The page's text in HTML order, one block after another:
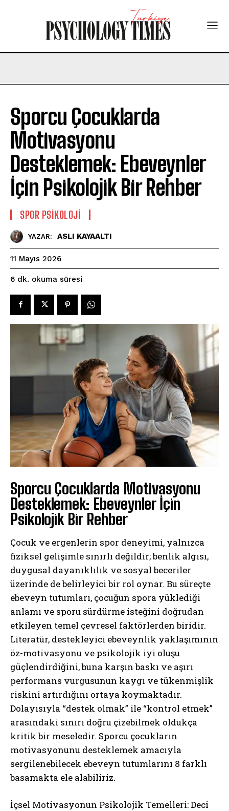
Sporcu Çocuklarda
Motivasyonu
Desteklemek: Ebeveynler
İçin Psikolojik Bir Rehber
SPOR PSIKOLOJI
YAZAR: ASLI KAYAALTI
11 Mayıs 2026
6 dk. okuma süresi
Sporcu Çocuklarda Motivasyonu
Desteklemek: Ebeveynler İçin
Psikolojik Bir Rehber
Çocuk ve ergenlerin spor deneyimi, yalnızca
fiziksel gelişimle sınırlı değildir; benlik algısı,
duygusal dayanıklılık ve sosyal beceriler
üzerinde de belirleyici bir rol oynar. Bu süreçte
ebeveyn tutumları, çocuğun spora yüklediği
anlamı ve sporu sürdürme isteğini doğrudan
etkileyen temel çevresel faktörlerden biridir.
Literatür, destekleyici ebeveynlik yaklaşımının
öz-motivasyonu ve psikolojik iyi oluşu
güçlendirdiğini, buna karşın baskı ve aşırı
performans vurgusunun kaygı ve tükenmişlik
riskini artırdığını ortaya koymaktadır.
Dolayısıyla “destek olmak” ile “kontrol etmek”
arasındaki sınırı doğru çizebilmek oldukça
kritik bir meseledir. Sporcu çocukların
motivasyonunu desteklemek amacıyla
sergilenebilecek ebeveyn tutumlarını 8 farklı
basamakta ele alabiliriz.
İçsel Motivasyonun Psikolojik Temelleri: Deci